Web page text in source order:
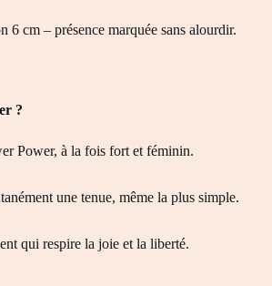
6 cm – présence marquée sans alourdir.
?
Power, à la fois fort et féminin.
une tenue, même la plus simple.
qui respire la joie et la liberté.